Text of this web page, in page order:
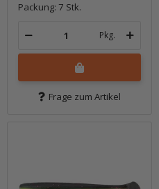
Packung: 7 Stk.
Pkg.
Frage zum Artikel